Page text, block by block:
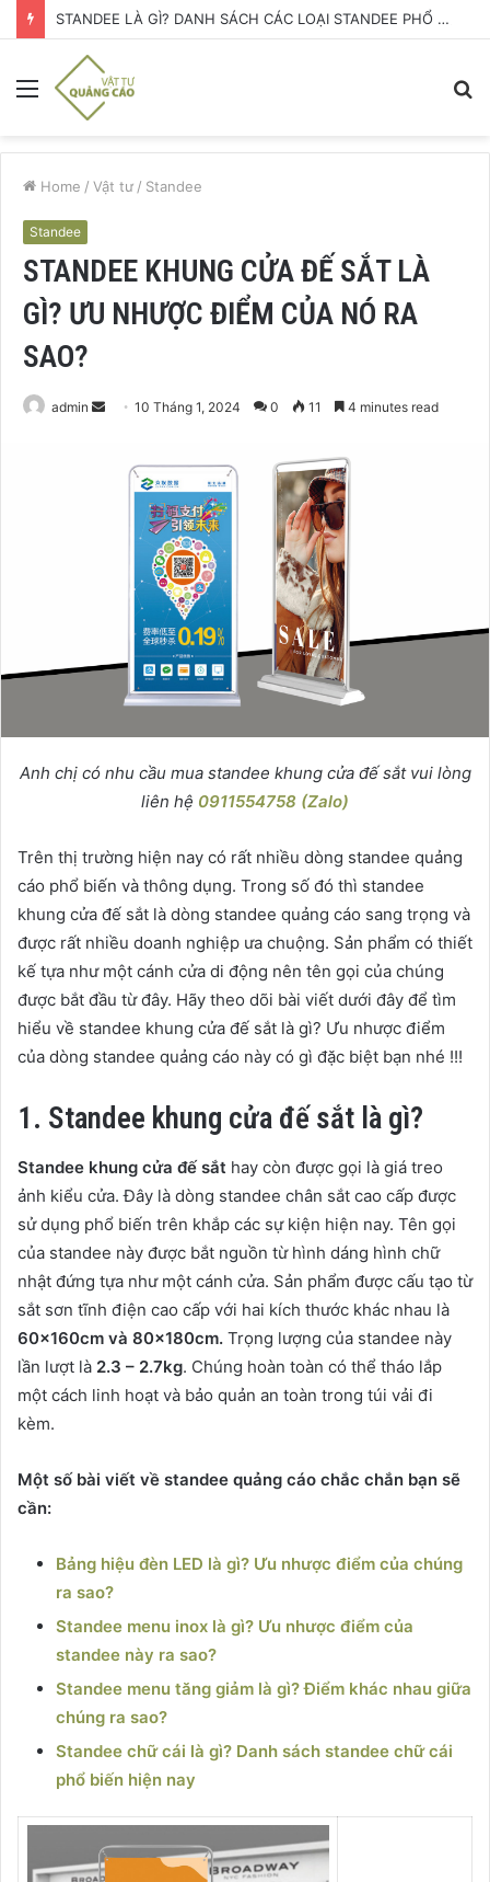
STANDEE LÀ GÌ? DANH SÁCH CÁC LOẠI STANDEE PHỔ BIẾN NHẤT HIỆN NAY
Menu
Home / Vật tư / Standee
Standee
STANDEE KHUNG CỬA ĐẾ SẮT LÀ
GÌ? ƯU NHƯỢC ĐIỂM CỦA NÓ RA
SAO?
admin
Send10 Tháng 1, 2024 0 11 4 minutes read
Anh chị có nhu cầu mua standee khung cửa đế sắt vui lòng
liên hệ 0911554758 (Zalo)
Trên thị trường hiện nay có rất nhiều dòng standee quảng
cáo phổ biến và thông dụng. Trong số đó thì standee
khung cửa đế sắt là dòng standee quảng cáo sang trọng và
được rất nhiều doanh nghiệp ưa chuộng. Sản phẩm có thiết
kế tựa như một cánh cửa di động nên tên gọi của chúng
được bắt đầu từ đây. Hãy theo dõi bài viết dưới đây để tìm
hiểu về standee khung cửa đế sắt là gì? Ưu nhược điểm
của dòng standee quảng cáo này có gì đặc biệt bạn nhé !!!
1. Standee khung cửa đế sắt là gì?
Standee khung cửa đế sắt hay còn được gọi là giá treo
ảnh kiểu cửa. Đây là dòng standee chân sắt cao cấp được
sử dụng phổ biến trên khắp các sự kiện hiện nay. Tên gọi
của standee này được bắt nguồn từ hình dáng hình chữ
nhật đứng tựa như một cánh cửa. Sản phẩm được cấu tạo từ
sắt sơn tĩnh điện cao cấp với hai kích thước khác nhau là
60x160cm và 80x180cm. Trọng lượng của standee này
lần lượt là 2.3 – 2.7kg. Chúng hoàn toàn có thể tháo lắp
một cách linh hoạt và bảo quản an toàn trong túi vải đi
kèm.
Một số bài viết về standee quảng cáo chắc chắn bạn sẽ
cần:
Bảng hiệu đèn LED là gì? Ưu nhược điểm của chúng
ra sao?
Standee menu inox là gì? Ưu nhược điểm của
standee này ra sao?
Standee menu tăng giảm là gì? Điểm khác nhau giữa
chúng ra sao?
Standee chữ cái là gì? Danh sách standee chữ cái
phổ biến hiện nay